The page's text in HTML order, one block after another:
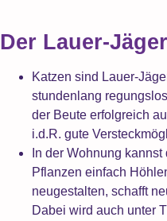
Der Lauer-
Katzen sind Lauer-
stundenlang
der Beute erfolgreich
i.d.R. gute
In der Wohnung
Pflanzen einfach
neugestalten, schafft
Dabei wird auch unter